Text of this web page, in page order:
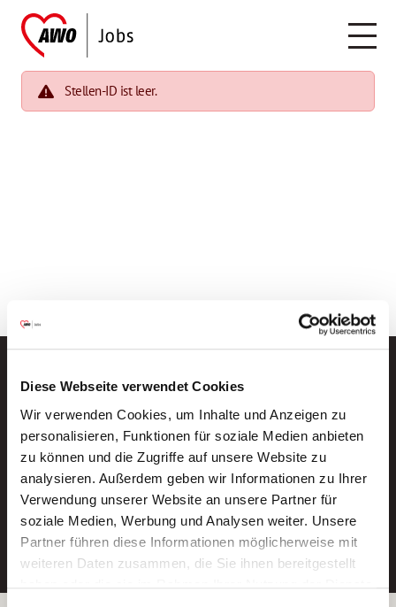
Diese Webseite verwendet Cookies
Wir verwenden Cookies, um Inhalte und Anzeigen zu
personalisieren, Funktionen für soziale Medien anbieten
zu können und die Zugriffe auf unsere Website zu
analysieren. Außerdem geben wir Informationen zu Ihrer
Verwendung unserer Website an unsere Partner für
soziale Medien, Werbung und Analysen weiter. Unsere
Partner führen diese Informationen möglicherweise mit
weiteren Daten zusammen, die Sie ihnen bereitgestellt
Stellen-ID ist leer.
Neue Stellen per E-Mail.
Ein kostenloser Service von AWO
Jobs.
E-Mail-Adresse eintragen